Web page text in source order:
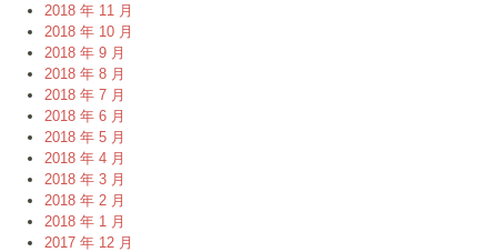
2018 年 11 月
2018 年 10 月
2018 年 9 月
2018 年 8 月
2018 年 7 月
2018 年 6 月
2018 年 5 月
2018 年 4 月
2018 年 3 月
2018 年 2 月
2018 年 1 月
2017 年 12 月